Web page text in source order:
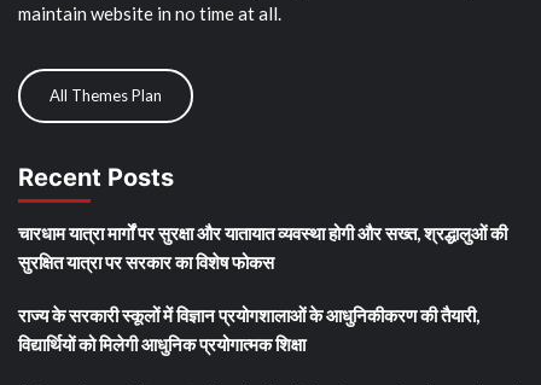
maintain website in no time at all.
All Themes Plan
Recent Posts
चारधाम यात्रा मार्गों पर सुरक्षा और यातायात व्यवस्था होगी और सख्त, श्रद्धालुओं की
सुरक्षित यात्रा पर सरकार का विशेष फोकस
राज्य के सरकारी स्कूलों में विज्ञान प्रयोगशालाओं के आधुनिकीकरण की तैयारी,
विद्यार्थियों को मिलेगी आधुनिक प्रयोगात्मक शिक्षा